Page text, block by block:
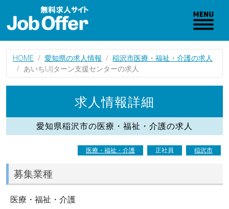
HOME 愛知県の求人情報
稲沢市医療・福祉・介護の求人
あいちUIJターン支援センターの求人
求人情報詳細
愛知県稲沢市の医療・福祉・介護の求人
医療・福祉・介護 正社員 稲沢市
募集業種
医療・福祉・介護